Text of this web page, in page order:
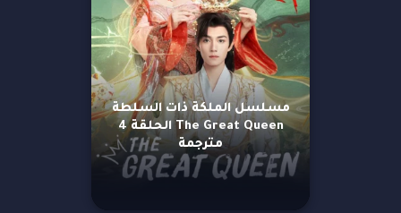
مسلسل الملكة ذات السلطة
The Great Queen الحلقة 4
مترجمة